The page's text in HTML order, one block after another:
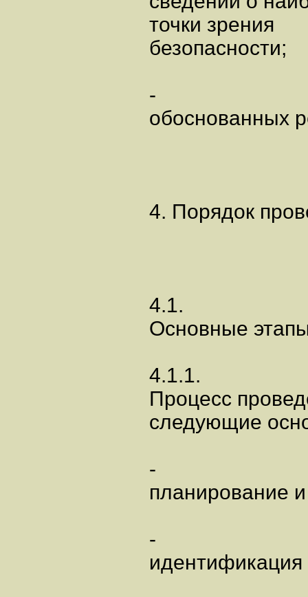
точки зрения
безопасности;
-
обоснованных
4. Порядок
4.1.
Основные
4.1.1.
Процесс
следующие
-
планирование
-
идентификация